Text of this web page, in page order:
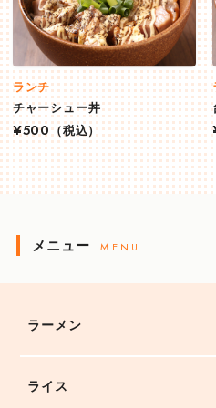
ランチ
チャーシュー丼
¥500 （税込）
メニュー MENU
ラーメン
ライス